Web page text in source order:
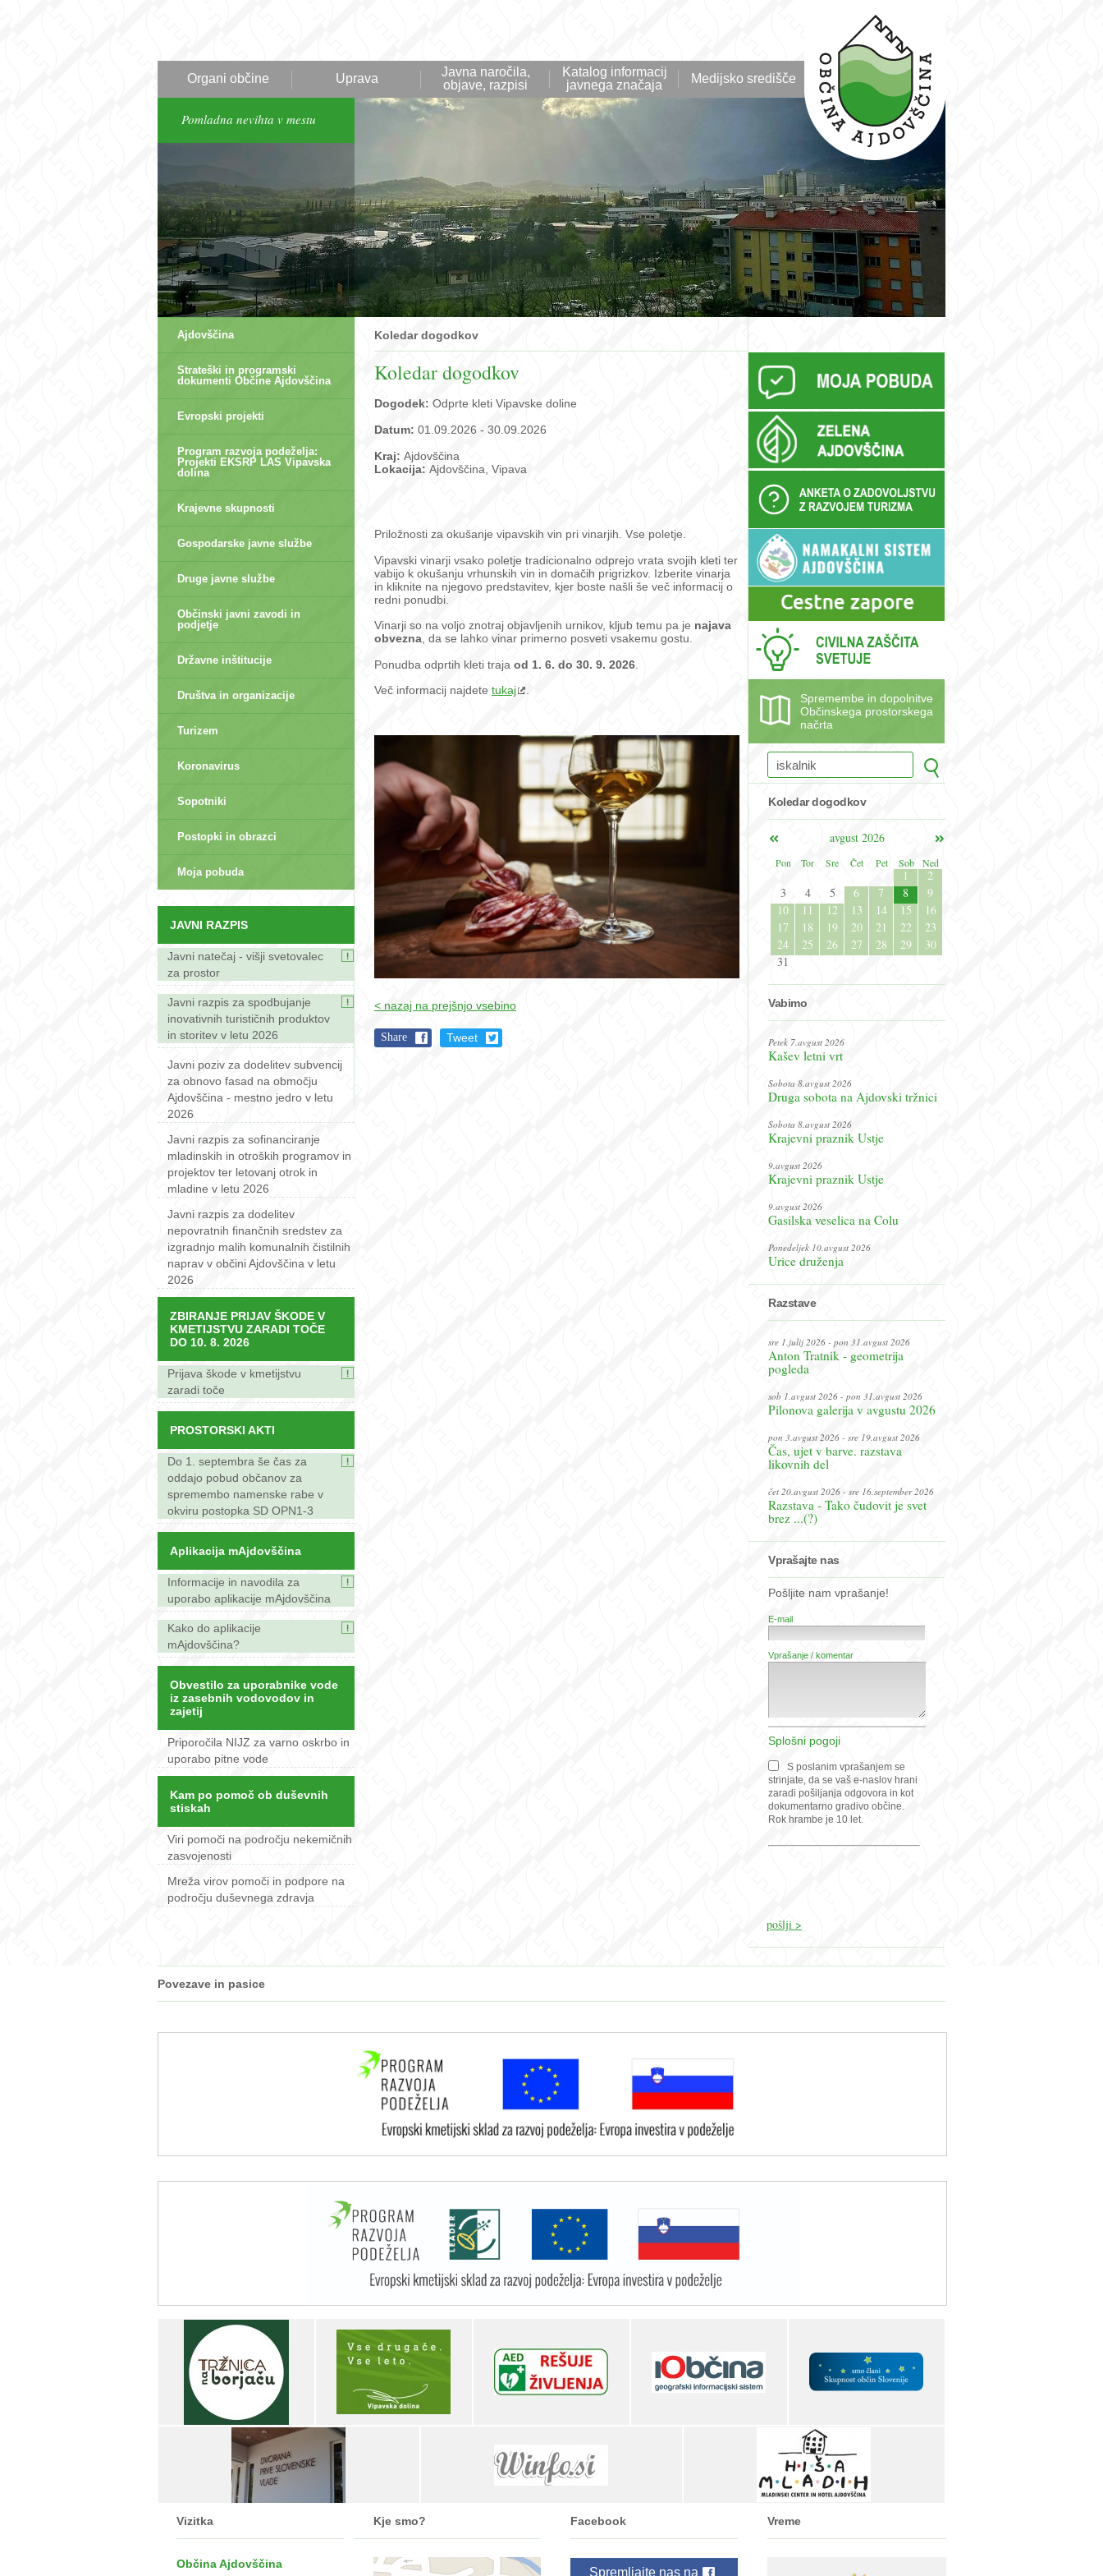
Organi občine Uprava
Javna naročila,
objave, razpisi
Katalog informacij
javnega značaja
Medijsko središče
Pomladna nevihta v mestu
Ajdovščina
Strateški in programski
dokumenti Občine Ajdovščina
Evropski projekti
Program razvoja podeželja:
Projekti EKSRP LAS Vipavska
dolina
Krajevne skupnosti
Gospodarske javne službe
Druge javne službe
Občinski javni zavodi in
podjetje
Državne inštitucije
Društva in organizacije
Turizem
Koronavirus
Sopotniki
Postopki in obrazci
Moja pobuda
JAVNI RAZPIS
Javni natečaj - višji svetovalec
za prostor
Javni razpis za spodbujanje
inovativnih turističnih produktov
in storitev v letu 2026
Javni poziv za dodelitev subvencij
za obnovo fasad na območju
Ajdovščina - mestno jedro v letu
2026
Javni razpis za sofinanciranje
mladinskih in otroških programov in
projektov ter letovanj otrok in
mladine v letu 2026
Javni razpis za dodelitev
nepovratnih finančnih sredstev za
izgradnjo malih komunalnih čistilnih
naprav v občini Ajdovščina v letu
2026
ZBIRANJE PRIJAV ŠKODE V
KMETIJSTVU ZARADI TOČE
DO 10. 8. 2026
Prijava škode v kmetijstvu
zaradi toče
PROSTORSKI AKTI
Do 1. septembra še čas za
oddajo pobud občanov za
spremembo namenske rabe v
okviru postopka SD OPN1-3
Aplikacija mAjdovščina
Informacije in navodila za
uporabo aplikacije mAjdovščina
Kako do aplikacije
mAjdovščina?
Obvestilo za uporabnike vode
iz zasebnih vodovodov in
zajetij
Priporočila NIJZ za varno oskrbo in
uporabo pitne vode
Kam po pomoč ob duševnih
stiskah
Viri pomoči na področju nekemičnih
zasvojenosti
Mreža virov pomoči in podpore na
področju duševnega zdravja
Koledar dogodkov
Koledar dogodkov
Dogodek: Odprte kleti Vipavske doline
Datum: 01.09.2026 - 30.09.2026
Kraj: Ajdovščina
Lokacija: Ajdovščina, Vipava
Priložnosti za okušanje vipavskih vin pri vinarjih. Vse poletje.
Vipavski vinarji vsako poletje tradicionalno odprejo vrata svojih kleti ter
vabijo k okušanju vrhunskih vin in domačih prigrizkov. Izberite vinarja
in kliknite na njegovo predstavitev, kjer boste našli še več informacij o
redni ponudbi.
Vinarji so na voljo znotraj objavljenih urnikov, kljub temu pa je najava
obvezna , da se lahko vinar primerno posveti vsakemu gostu.
Ponudba odprtih kleti traja od 1. 6. do 30. 9. 2026
Več informacij najdete tukaj
< nazaj na prejšnjo vsebino
Share Tweet
Spremembe in dopolnitve
Občinskega prostorskega
načrta
Koledar dogodkov
avgust 2026
Pon
Tor Sre Čet Pet Sob Ned
1
2
3
4 5 6 7 8
9
10
11 12 13 14 15
16
17
18 19 20 21 22
23
24
25 26 27 28 29
30
31
Vabimo
Petek 7.avgust 2026
Kašev letni vrt
Sobota 8.avgust 2026
Druga sobota na Ajdovski tržnici
Sobota 8.avgust 2026
Krajevni praznik Ustje
9.avgust 2026
Krajevni praznik Ustje
9.avgust 2026
Gasilska veselica na Colu
Ponedeljek 10.avgust 2026
Urice druženja
Razstave
sre 1.julij 2026 - pon 31.avgust 2026
Anton Tratnik - geometrija
pogleda
sob 1.avgust 2026 - pon 31.avgust 2026
Pilonova galerija v avgustu 2026
pon 3.avgust 2026 - sre 19.avgust 2026
Čas, ujet v barve. razstava
likovnih del
čet 20.avgust 2026 - sre 16.september 2026
Razstava - Tako čudovit je svet
brez ...(?)
Vprašajte nas
Pošljite nam vprašanje!
E-mail
Vprašanje / komentar
Splošni pogoji
S poslanim vprašanjem se
strinjate, da se vaš e-naslov hrani
zaradi pošiljanja odgovora in kot
dokumentarno gradivo občine.
Rok hrambe je 10 let.
Povezave in pasice
Vizitka
Občina Ajdovščina
Kje smo? Facebook
Spremljajte nas na
Vreme